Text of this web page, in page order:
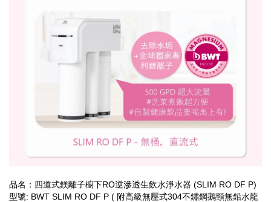
品名： 四道式鎂離子櫥下RO逆滲透生飲水淨水器 (SLIM RO DF P)
型號: BWT SLIM RO DF P ( 附高級無壓式304不鏽鋼鵝頸無鉛水龍